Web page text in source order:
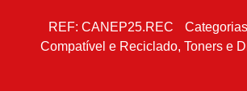
REF: CANEP25.REC Categorias
Compatível e Reciclado, Toners e